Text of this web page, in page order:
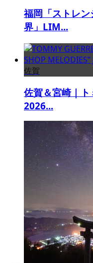
福岡「ストレ
界」LIM...
佐賀
佐賀＆宮崎｜
2026...